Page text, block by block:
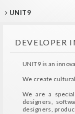
UNIT9
DEVELOPER
UNIT9 is an
We create
We are a
designers,
designers,